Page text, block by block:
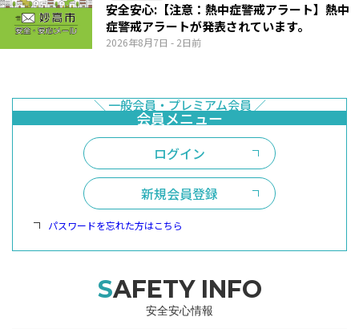
2026年8月7日 - 2日前
安全安心:【注意：熱中症警戒アラート】熱中
症警戒アラートが発表されています。
ログイン
新規会員登録
パスワードを忘れた方はこちら
SAFETY INFO
安全安心情報